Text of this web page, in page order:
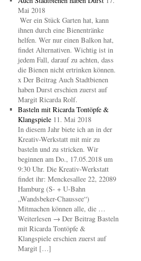
Mai 2018
Wer ein Stück Garten hat, kann
ihnen durch eine Bienentränke
helfen. Wer nur einen Balkon hat,
findet Alternativen. Wichtig ist in
jedem Fall, darauf zu achten, dass
die Bienen nicht ertrinken können.
x Der Beitrag Auch Stadtbienen
haben Durst erschien zuerst auf
Margit Ricarda Rolf.
Basteln mit Ricarda Tontöpfe &
Klangspiele 11. Mai 2018
In diesem Jahr biete ich an in der
Kreativ-Werkstatt mit mir zu
basteln und zu stricken. Wir
beginnen am Do., 17.05.2018 um
9:30 Uhr. Die Kreativ-Werkstatt
findet ihr: Menckesallee 22, 22089
Hamburg (S- + U-Bahn
„Wandsbeker-Chaussee“)
Mitmachen können alle, die …
Weiterlesen → Der Beitrag Basteln
mit Ricarda Tontöpfe &
Klangspiele erschien zuerst auf
Margit […]